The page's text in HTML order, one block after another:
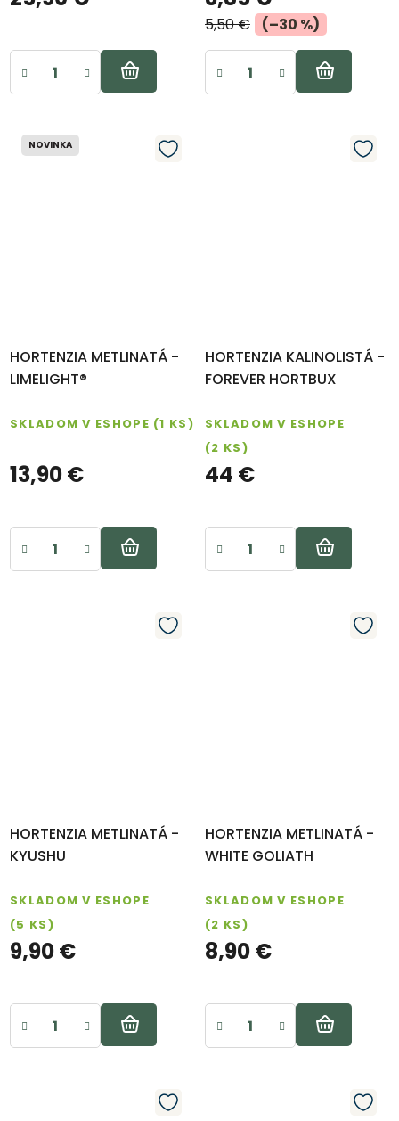
5,50 € (–30 %)
NOVINKA
HORTENZIA METLINATÁ -
LIMELIGHT®
SKLADOM V ESHOPE (1 KS)
13,90 €
HORTENZIA KALINOLISTÁ -
FOREVER HORTBUX
SKLADOM V ESHOPE
(2 KS)
44 €
HORTENZIA METLINATÁ -
KYUSHU
SKLADOM V ESHOPE
(5 KS)
9,90 €
HORTENZIA METLINATÁ -
WHITE GOLIATH
SKLADOM V ESHOPE
(2 KS)
8,90 €